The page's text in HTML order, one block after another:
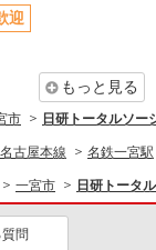
迎
もっと見る
市 日研トータルソ
古屋本線 名鉄一宮駅
一宮市 日研トータ
問